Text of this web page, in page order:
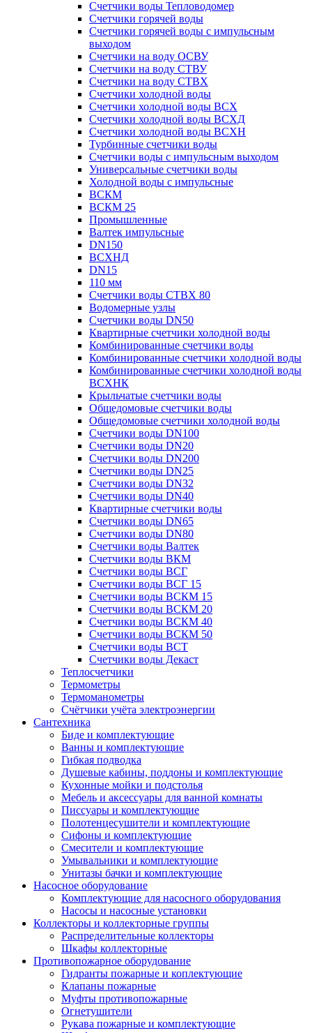
Счетчики воды Тепловодомер
Счетчики горячей воды
Счетчики горячей воды с импульсным
выходом
Счетчики на воду ОСВУ
Счетчики на воду СТВУ
Счетчики на воду СТВХ
Счетчики холодной воды
Счетчики холодной воды ВСХ
Счетчики холодной воды ВСХД
Счетчики холодной воды ВСХН
Турбинные счетчики воды
Счетчики воды с импульсным выходом
Универсальные счетчики воды
Холодной воды с импульсные
ВСКМ
ВСКМ 25
Промышленные
Валтек импульсные
DN150
ВСХНД
DN15
110 мм
Счетчики воды СТВХ 80
Водомерные узлы
Счетчики воды DN50
Квартирные счетчики холодной воды
Комбинированные счетчики воды
Комбинированные счетчики холодной воды
Комбинированные счетчики холодной воды
ВСХНК
Крыльчатые счетчики воды
Общедомовые счетчики воды
Общедомовые счетчики холодной воды
Счетчики воды DN100
Счетчики воды DN20
Счетчики воды DN200
Счетчики воды DN25
Счетчики воды DN32
Счетчики воды DN40
Квартирные счетчики воды
Счетчики воды DN65
Счетчики воды DN80
Счетчики воды Валтек
Счетчики воды ВКМ
Счетчики воды ВСГ
Счетчики воды ВСГ 15
Счетчики воды ВСКМ 15
Счетчики воды ВСКМ 20
Счетчики воды ВСКМ 40
Счетчики воды ВСКМ 50
Счетчики воды ВСТ
Счетчики воды Декаст
Теплосчетчики
Термометры
Термоманометры
Счётчики учёта электроэнергии
Сантехника
Биде и комплектующие
Ванны и комплектующие
Гибкая подводка
Душевые кабины, поддоны и комплектующие
Кухонные мойки и подстолья
Мебель и аксессуары для ванной комнаты
Писсуары и комплектующие
Полотенцесушители и комплектующие
Сифоны и комплектующие
Смесители и комплектующие
Умывальники и комплектующие
Унитазы бачки и комплектующие
Насосное оборудование
Комплектующие для насосного оборудования
Насосы и насосные установки
Коллекторы и коллекторные группы
Распределительные коллекторы
Шкафы коллекторные
Противопожарное оборудование
Гидранты пожарные и коплектующие
Клапаны пожарные
Муфты противопожарные
Огнетушители
Рукава пожарные и комплектующие